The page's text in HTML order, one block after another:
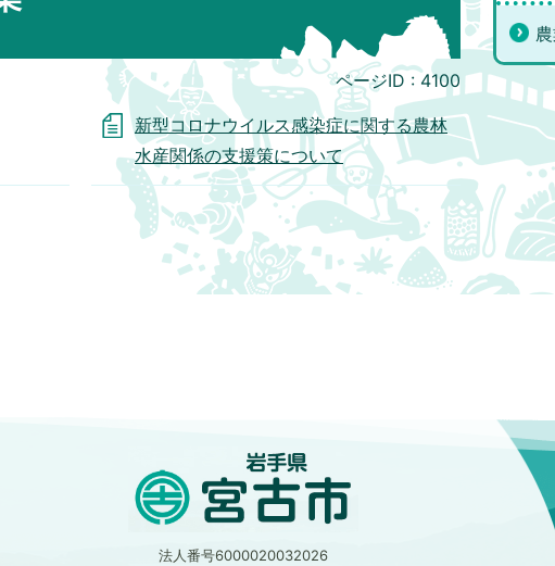
ページID : 4100
新型コロナウイルス感染症に関する農林
水産関係の支援策について
法人番号6000020032026